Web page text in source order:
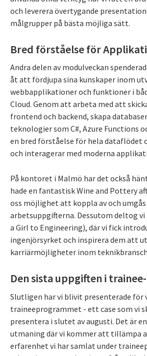
och leverera övertygande
målgrupper på bästa möjliga sätt.
Bred förståelse för
Andra delen av modulveckan
åt att fördjupa sina kunskaper inom
webbapplikationer och funktioner i
Cloud. Genom att arbeta med att
frontend och backend, skapa
teknologier som C#, Azure Functions
en bred förståelse för hela dataflödet
och interagerar med moderna
På kontoret i Malmö har det också
hade en fantastisk Wine and Pottery
oss möjlighet att koppla av och
arbetsuppgifterna. Dessutom deltog vi
a Girl to Engineering), där vi fick
ingenjörsyrket och inspirera dem att
karriärmöjligheter inom
Den sista uppgiften i
Slutligen har vi blivit presenterade för
traineeprogrammet - ett case som vi
presentera i slutet av augusti. Det är
utmaning där vi kommer att tillämpa
erfarenhet vi har samlat under